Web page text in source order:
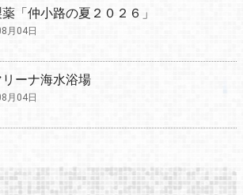
薬「仲小路の夏２０２６」
月04日
ーナ海水浴場
月04日